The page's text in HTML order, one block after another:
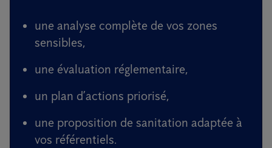
une analyse complète de vos zones
sensibles,
une évaluation réglementaire,
un plan d’actions priorisé,
une proposition de sanitation adaptée à
vos référentiels.